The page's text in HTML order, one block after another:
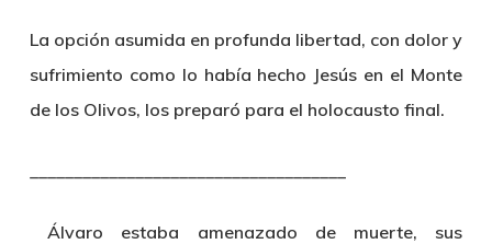
La opción asumida en profunda libertad, con dolor y
sufrimiento como lo había hecho Jesús en el Monte
de los Olivos, los preparó para el holocausto final.
Álvaro estaba amenazado de muerte, sus